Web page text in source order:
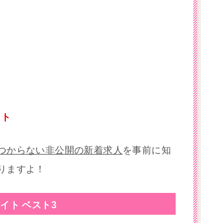
からない非公開の新着求人 を事前に知
ますよ！
ト ベスト3